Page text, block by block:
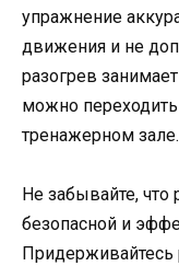
упражнение
движения и не
разогрев
можно
тренажерном зале.
Не забывайте,
безопасной и